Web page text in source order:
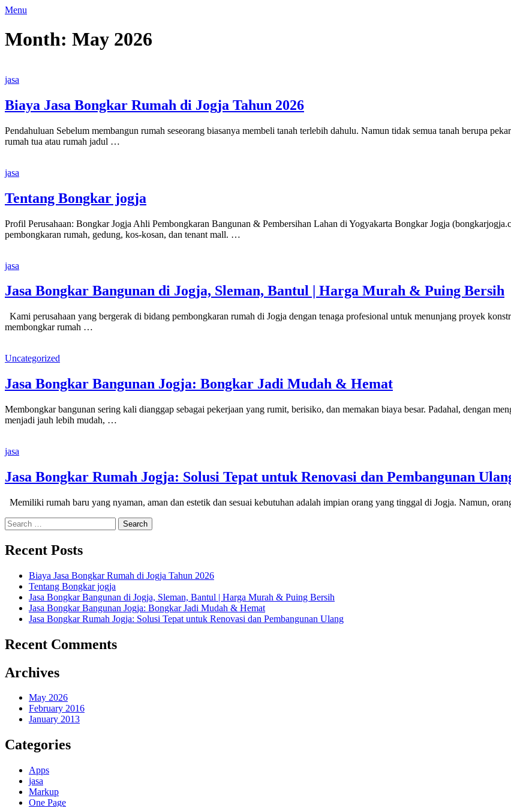
Skip
content
Menu
Month: May 2026
jasa
Biaya Jasa Bongkar Rumah di Jogja Tahun 2026
Pendahuluan Sebelum membangun rumah seseorang biasanya membeli tanah terlebih dahulu. Namun tidak semua tanah berupa
rumah tua atau rumah jadul …
jasa
Tentang Bongkar jogja
Profil Perusahaan: Bongkar Jogja Ahli Pembongkaran Bangunan & Pembersihan Lahan di Yogyakarta Bongkar Jogja
pembongkaran rumah, gedung, kos-kosan, dan tenant mall. …
jasa
Jasa Bongkar Bangunan di Jogja, Sleman, Bantul | Harga Murah & Puing Bersih
Kami perusahaan yang bergerak di bidang pembongkaran rumah di Jogja dengan tenaga profesional untuk menunjang proyek
membongkar rumah …
Uncategorized
Jasa Bongkar Bangunan Jogja: Bongkar Jadi Mudah & Hemat
Membongkar bangunan sering kali dianggap sebagai pekerjaan yang rumit, berisiko, dan memakan biaya besar. Padahal, dengan
menjadi jauh lebih mudah, …
jasa
Jasa Bongkar Rumah Jogja: Solusi Tepat untuk Renovasi dan Pembangunan
Memiliki rumah baru yang nyaman, aman dan estetik dan sesuai kebutuhan adalah impian orang yang tinggal di Jogja. Namun,
Search
for:
Recent Posts
Biaya Jasa Bongkar Rumah di Jogja Tahun 2026
Tentang Bongkar jogja
Jasa Bongkar Bangunan di Jogja, Sleman, Bantul | Harga Murah & Puing Bersih
Jasa Bongkar Bangunan Jogja: Bongkar Jadi Mudah & Hemat
Jasa Bongkar Rumah Jogja: Solusi Tepat untuk Renovasi dan Pembangunan Ulang
Recent Comments
Archives
May 2026
February 2016
January 2013
Categories
Apps
jasa
Markup
One Page